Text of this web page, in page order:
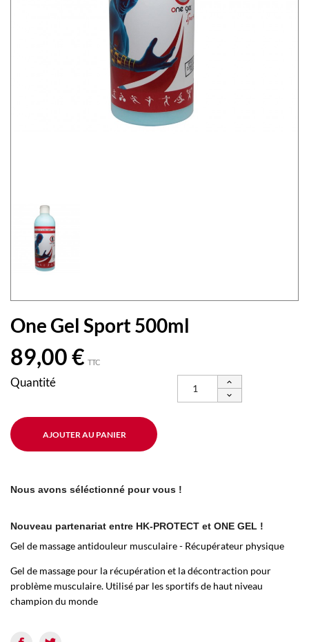
One Gel Sport 500ml
89,00 € TTC
Quantité
AJOUTER AU PANIER
Nous avons séléctionné pour vous !
Nouveau partenariat entre HK-PROTECT et ONE GEL !
Gel de massage antidouleur musculaire - Récupérateur physique
Gel de massage pour la récupération et la décontraction pour
problème musculaire. Utilisé par les sportifs de haut niveau
champion du monde